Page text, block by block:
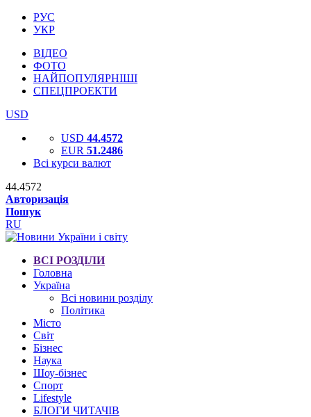
РУС
УКР
ВІДЕО
ФОТО
НАЙПОПУЛЯРНІШІ
СПЕЦПРОЕКТИ
USD
USD 44.4572
EUR 51.2486
Всі курси валют
44.4572
Авторизація
Пошук
RU
ВСІ РОЗДІЛИ
Головна
Україна
Всі новини розділу
Політика
Місто
Світ
Бізнес
Наука
Шоу-бізнес
Спорт
Lifestyle
БЛОГИ ЧИТАЧІВ